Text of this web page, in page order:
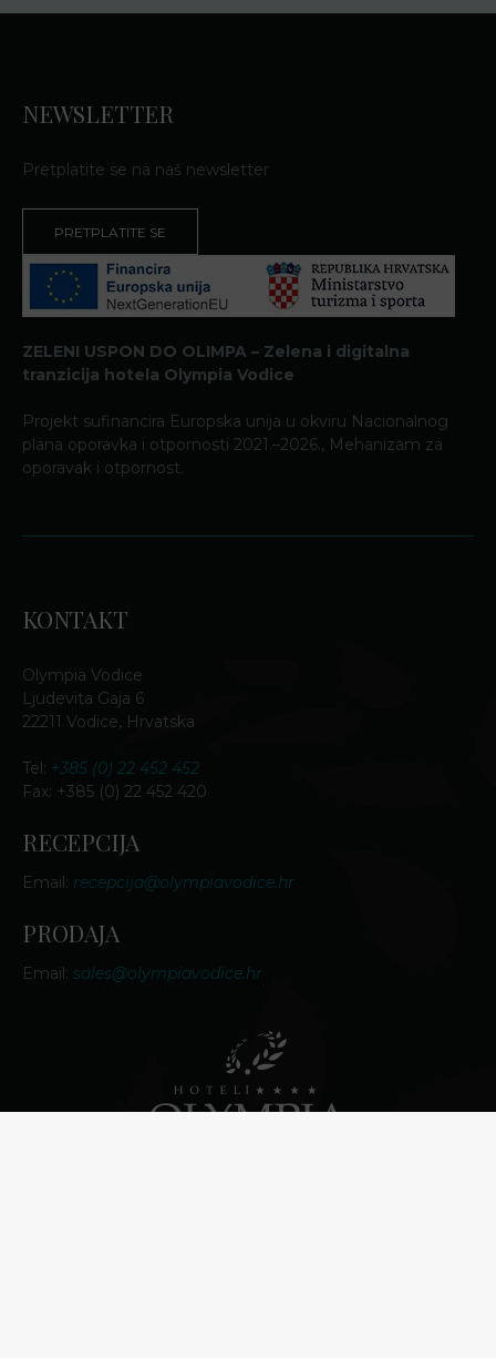
NEWSLETTER
Pretplatite se na naš newsletter
PRETPLATITE SE
ZELENI USPON DO OLIMPA – Zelena i digitalna
tranzicija hotela Olympia Vodice
Projekt sufinancira Europska unija u okviru Nacionalnog
plana oporavka i otpornosti 2021.–2026., Mehanizam za
oporavak i otpornost.
KONTAKT
Olympia Vodice
Ljudevita Gaja 6
22211 Vodice, Hrvatska
Tel: +385 (0) 22 452 452
Fax: +385 (0) 22 452 420
RECEPCIJA
Email: recepcija@olympiavodice.hr
PRODAJA
Email: sales@olympiavodice.hr